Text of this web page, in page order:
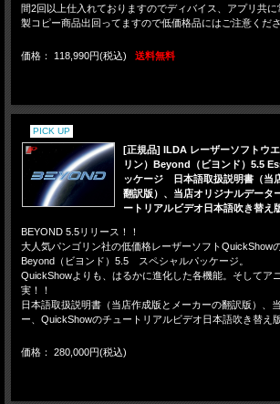
間2回以上仕入れておりますのでディバイス、アプリ共
製コピー商品出回ってますので低価格品にはご注意くださ
価格： 118,990円(税込) 送料無料
PICK UP
[正規品] ILDA レーザーソフトウ
リン）Beyond（ビヨンド）5.5
ッケージ 日本語取扱説明書（当
翻訳版）、当店オリジナルデータ
ートリアルビデオ日本語吹き替え
BEYOND 5.5リリース！！
大人気パンゴリン社の低価格レーザーソフトQuickShow
Beyond（ビヨンド）5.5 スペシャルパッケージ。
QuickShowよりも、はるかに進化した各機能。そしてア
実！！
日本語取扱説明書（当店作成版とメーカーの翻訳版）、
ー、QuickShowのチュートリアルビデオ日本語吹き替え
価格： 280,000円(税込)